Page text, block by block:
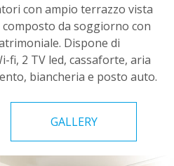
con ampio terrazzo vista
da soggiorno con
Dispone di
fi, 2 TV led, cassaforte, aria
biancheria e posto auto.
GALLERY